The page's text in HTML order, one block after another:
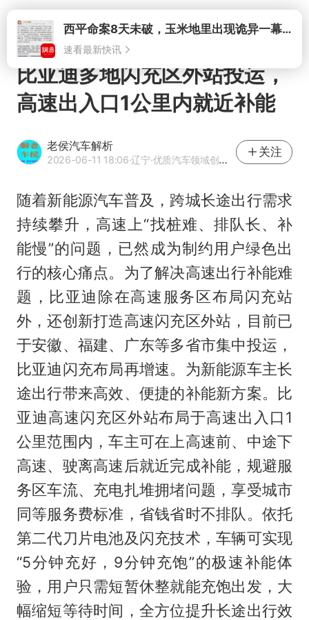
打开西平命案8天未破，玉米地里出现诡异一幕，我突然想起了欧金中
速看最新快讯
比亚迪多地闪充区外站投运，
高速出入口1公里内就近补能
老侯汽车解析
2026-06-11 18:06·辽宁·优质汽车领域创作者
关注
随着新能源汽车普及，跨城长途出行需求
持续攀升，高速上“找桩难、排队长、补
能慢”的问题，已然成为制约用户绿色出
行的核心痛点。为了解决高速出行补能难
题，比亚迪除在高速服务区布局闪充站
外，还创新打造高速闪充区外站，目前已
于安徽、福建、广东等多省市集中投运，
比亚迪闪充布局再增速。为新能源车主长
途出行带来高效、便捷的补能新方案。比
亚迪高速闪充区外站布局于高速出入口1
公里范围内，车主可在上高速前、中途下
高速、驶离高速后就近完成补能，规避服
务区车流、充电扎堆拥堵问题，享受城市
同等服务费标准，省钱省时不排队。依托
第二代刀片电池及闪充技术，车辆可实现
“5分钟充好，9分钟充饱”的极速补能体
验，用户只需短暂休整就能充饱出发，大
幅缩短等待时间，全方位提升长途出行效